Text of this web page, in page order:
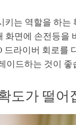
는 역할을 하
면에 손전등을
라이버 회로를
이드하는 것이 좋
도가 떨어